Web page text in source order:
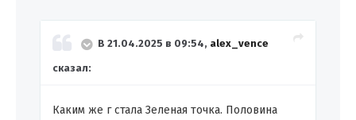
В 21.04.2025 в 09:54, alex_vence
сказал:
Каким же г стала Зеленая точка. Половина